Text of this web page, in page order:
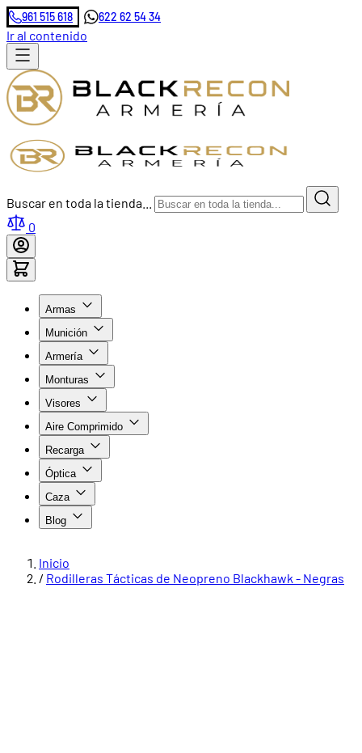
961 515 618 622 62 54 34
Ir al contenido
Buscar en toda la tienda...
0
Armas
Munición
Armería
Monturas
Visores
Aire Comprimido
Recarga
Óptica
Caza
Blog
Inicio
/ Rodilleras Tácticas de Neopreno Blackhawk - Negras